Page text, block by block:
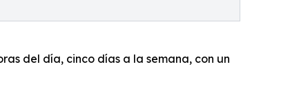
del día, cinco días a la semana, con un